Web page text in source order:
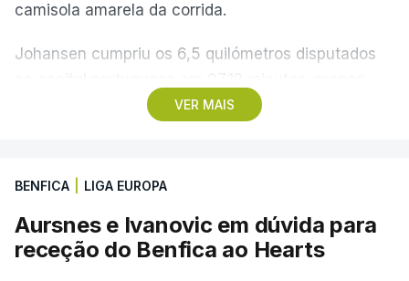
VER MAIS
camisola amarela da corrida.
Johansen cumpriu os 6,5 quilómetros disputados
quatro segundos do que o companheiro de equipa
pista.
O vice-campeão português de contrarrelógio,
Rafael Reis, que procurava o oitavo triunfo em
BENFICA LIGA EUROPA
Aursnes e Ivanovic em dúvida para
receção do Benfica ao Hearts